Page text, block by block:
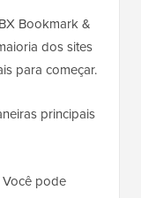
Bookmark &
dos sites
para começar.
principais
Você pode